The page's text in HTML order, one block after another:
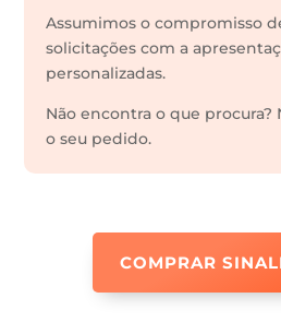
Assumimos o compromisso
solicitações com a
personalizadas.
Não encontra o que procura?
o seu pedido.
COMPRAR